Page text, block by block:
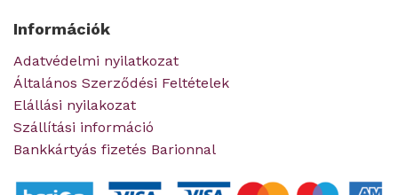
Információk
Adatvédelmi nyilatkozat
Általános Szerződési Feltételek
Elállási nyilakozat
Szállítási információ
Bankkártyás fizetés Barionnal